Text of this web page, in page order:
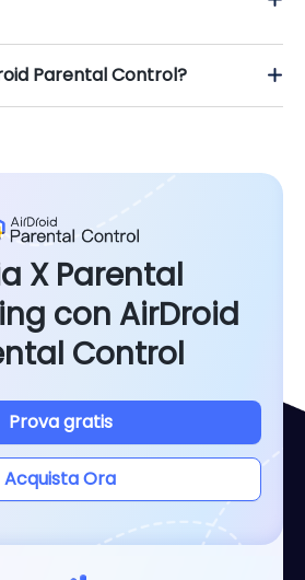
Parental Control?
X Parental
con AirDroid
Control
Prova gratis
Acquista Ora